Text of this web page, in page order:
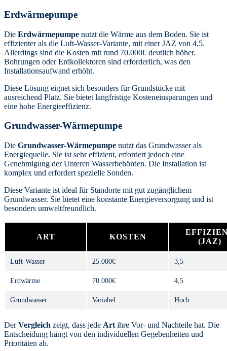
Erdwärmepumpe
Die Erdwärmepumpe nutzt die Wärme aus dem Boden. Sie ist
effizienter als die Luft-Wasser-Variante, mit einer JAZ von 4,5.
Allerdings sind die Kosten mit rund 70.000€ deutlich höher.
Bohrungen oder Erdkollektoren sind erforderlich, was den
Installationsaufwand erhöht.
Diese Lösung eignet sich besonders für Grundstücke mit
ausreichend Platz. Sie bietet langfristige Kosteneinsparungen und
eine hohe Energieeffizienz.
Grundwasser-Wärmepumpe
Die Grundwasser-Wärmepumpe nutzt das Grundwasser als
Energiequelle. Sie ist sehr effizient, erfordert jedoch eine
Genehmigung der Unteren Wasserbehörden. Die Installation ist
komplex und erfordert spezielle Sonden.
Diese Variante ist ideal für Standorte mit gut zugänglichem
Grundwasser. Sie bietet eine konstante Energieversorgung und ist
besonders umweltfreundlich.
ART KOSTEN
(JAZ)
Luft-Wasser 25.000€ 3,5
Erdwärme 70.000€ 4,5
Grundwasser Variabel Hoch
DerVergleich zeigt, dass jede Art ihre Vor- und Nachteile hat. Die
Entscheidung hängt von den individuellen Gegebenheiten und
Prioritäten ab.